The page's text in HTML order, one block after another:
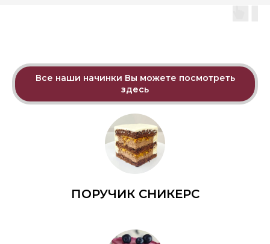
Все наши начинки Вы можете посмотреть
здесь
ПОРУЧИК СНИКЕРС